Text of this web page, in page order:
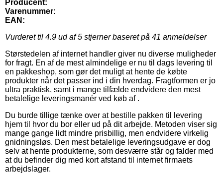
Producent:
Varenummer:
EAN:
Vurderet til 4.9 ud af 5 stjerner baseret på 41 anmeldelser
Størstedelen af internet handler giver nu diverse muligheder
for fragt. En af de mest almindelige er nu til dags levering til
en pakkeshop, som gør det muligt at hente de købte
produkter når det passer ind i din hverdag. Fragtformen er jo
ultra praktisk, samt i mange tilfælde endvidere den mest
betalelige leveringsmanér ved køb af .
Du burde tillige tænke over at bestille pakken til levering
hjem til hvor du bor eller ud på dit arbejde. Metoden viser sig
mange gange lidt mindre prisbillig, men endvidere virkelig
gnidningsløs. Den mest betalelige leveringsudgave er dog
selv at hente produkterne, som desværre står og falder med
at du befinder dig med kort afstand til internet firmaets
arbejdslager.